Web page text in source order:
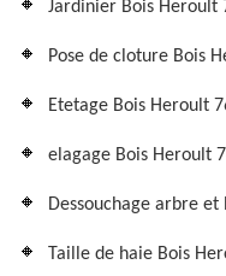
Jardinier Bois Heroult
Pose de cloture Bois
Etetage Bois Heroult
elagage Bois Heroult
Dessouchage arbre
Taille de haie Bois